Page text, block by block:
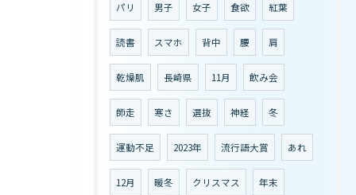
パリ 男子 女子 食欲 紅葉
読書 スマホ 背中 腰 肩
乾燥肌 長崎県 11月 飲み会
師走 寒さ 選抜 神経 冬
運動不足 2023年 流行語大賞 あれ
12月 暖冬 クリスマス 年末